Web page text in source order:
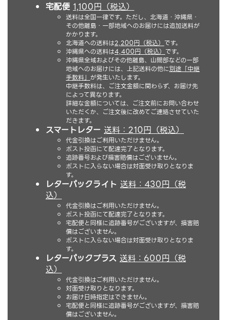
宅配便 1,100円（税込）
送料は全国一律です。ただし、北海道・沖縄県・
その他離島・一部地域へのお届けには追加送料が
かかります。
北海道への送料は2,200円（税込） です。
沖縄県への送料は4,400円（税込） です。
沖縄県全域およびその他離島、山間部などの一部
地域へのお届けには、上記送料の他に別途「中継
手数料」 が発生いたします。
中継手数料は、ご注文金額に関わらず、お届け先
によって異なります。
詳細な金額については、ご注文前にお問い合わせ
いただくか、ご注文後に改めてご連絡させていた
だきます。
スマートレター 送料：210円（税込）
代金引換はご利用いただけません。
ポスト投函にて配達完了となります。
追跡番号および損害賠償はございません。
ポストに入らない場合は対面受け取りとなりま
す。
レターパックライト 送料：430円（税
込）
代金引換はご利用いただけません。
ポスト投函にて配達完了となります。
宅配便と同様に追跡番号がございますが、損害賠
償はございません。
ポストに入らない場合は対面受け取りとなりま
す。
レターパックプラス 送料：600円（税
込）
代金引換はご利用いただけません。
対面受け取りとなります。
お届け日時指定はできません。
宅配便と同様に追跡番号がございますが、損害賠
償はございません。